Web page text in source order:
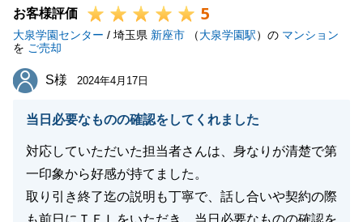
お客様評価 5
大泉学園センター / 埼玉県 新座市 （大泉学園駅）の マンション
を ご売却
S様
S様 2024年4月17日
当日必要なものの確認をしてくれました
対応していただいた担当者さんは、身なりが清楚で第
一印象から好感が持てました。
取り引き終了迄の説明も丁寧で、話し合いや契約の際
も前日にＴＥＬをいただき、当日必要なものの確認を